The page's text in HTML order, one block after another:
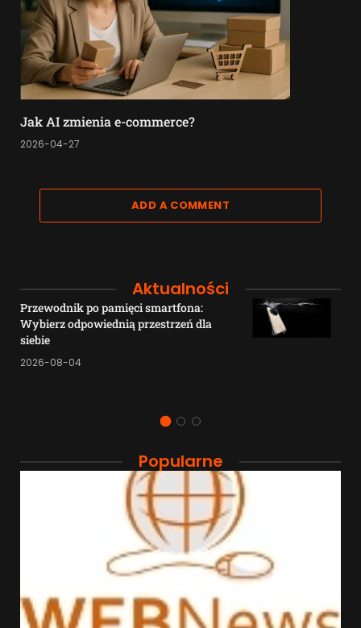
Jak AI zmienia e-commerce?
2026-04-27
ADD A COMMENT
Aktualności
Przewodnik po pamięci smartfona:
Wybierz odpowiednią przestrzeń dla
siebie
2026-08-04
Popularne